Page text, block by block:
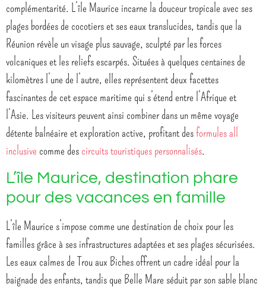
complémentarité. L’île Maurice incarne la douceur tropicale avec ses
plages bordées de cocotiers et ses eaux translucides, tandis que la
Réunion révèle un visage plus sauvage, sculpté par les forces
volcaniques et les reliefs escarpés. Situées à quelques centaines de
kilomètres l’une de l’autre, elles représentent deux facettes
fascinantes de cet espace maritime qui s’étend entre l’Afrique et
l’Asie. Les visiteurs peuvent ainsi combiner dans un même voyage
détente balnéaire et exploration active, profitant desformules all
inclusive comme des circuits touristiques personnalisés.
L’île Maurice, destination phare
pour des vacances en famille
L’île Maurice s’impose comme une destination de choix pour les
familles grâce à ses infrastructures adaptées et ses plages sécurisées.
Les eaux calmes de Trou aux Biches offrent un cadre idéal pour la
baignade des enfants, tandis que Belle Mare séduit par son sable blanc